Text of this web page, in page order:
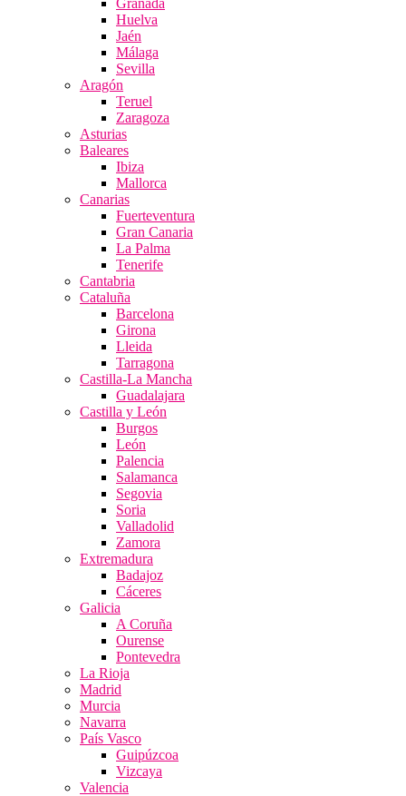
Granada
Huelva
Jaén
Málaga
Sevilla
Aragón
Teruel
Zaragoza
Asturias
Baleares
Ibiza
Mallorca
Canarias
Fuerteventura
Gran Canaria
La Palma
Tenerife
Cantabria
Cataluña
Barcelona
Girona
Lleida
Tarragona
Castilla-La Mancha
Guadalajara
Castilla y León
Burgos
León
Palencia
Salamanca
Segovia
Soria
Valladolid
Zamora
Extremadura
Badajoz
Cáceres
Galicia
A Coruña
Ourense
Pontevedra
La Rioja
Madrid
Murcia
Navarra
País Vasco
Guipúzcoa
Vizcaya
Valencia